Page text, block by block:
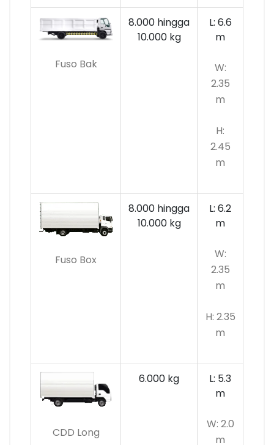
Fuso Bak
8.000 hingga
10.000kg
L: 6.6
m
W:
2.35
m
H:
2.45
m
Fuso Box
8.000 hingga
10.000 kg
L: 6.2
m
W:
2.35
m
H: 2.35
m
CDD Long
6.000 kg
L: 5.3
m
W: 2.0
m